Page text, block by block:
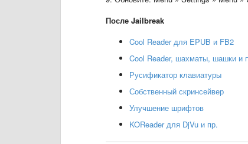
После Jailbreak
Cool Reader для EPUB и FB2
Cool Reader, шахматы, шашки и
Русификатор клавиатуры
Собственный скринсейвер
Улучшение шрифтов
KOReader для DjVu и пр.